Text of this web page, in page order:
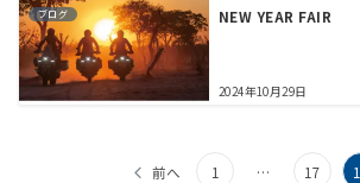
ブログ NEW YEAR FAIR
2024年10月29日
前へ 1 … 17